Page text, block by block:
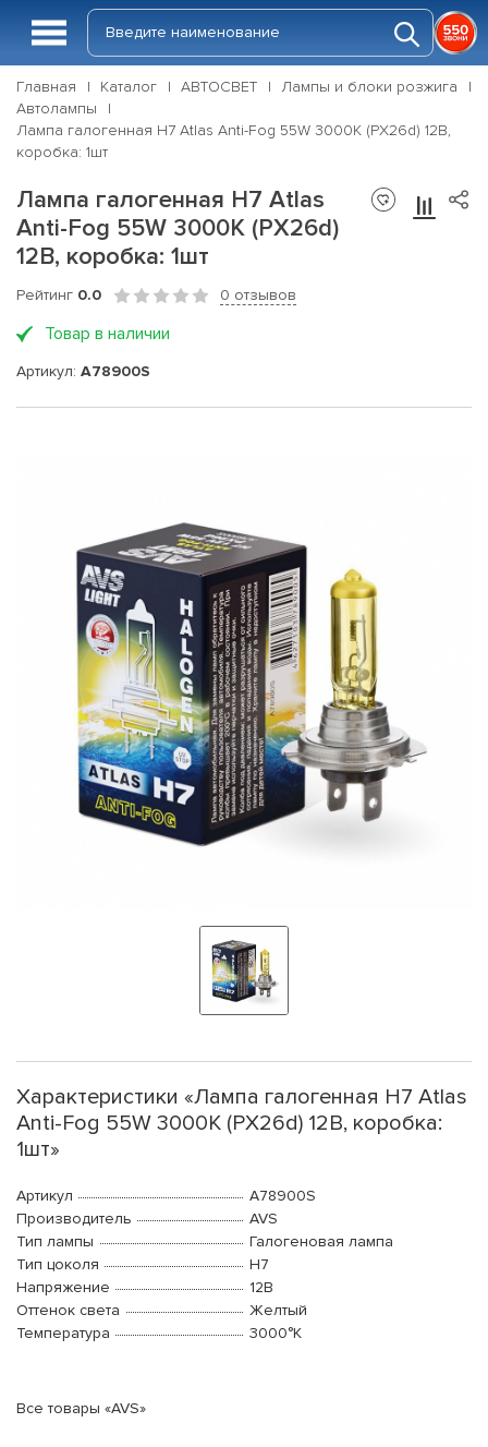
Главная Каталог АВТОСВЕТ
Лампы и блоки розжига
Автолампы
Лампа галогенная H7 Atlas Anti-Fog 55W 3000K (PX26d) 12В,
коробка: 1шт
Лампа галогенная H7 Atlas
Anti-Fog 55W 3000K (PX26d)
12В, коробка: 1шт
Рейтинг 0.0 0 отзывов
Товар в наличии
Артикул: A78900S
Характеристики «Лампа галогенная H7 Atlas
Anti-Fog 55W 3000K (PX26d) 12В, коробка:
1шт»
Артикул
A78900S
Производитель
AVS
Тип лампы
Галогеновая лампа
Тип цоколя
H7
Напряжение
12В
Оттенок света
Желтый
Температура
3000°K
Все товары «AVS»